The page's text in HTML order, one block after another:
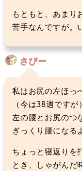
もともと、あまり
苦手なんですが。
さびー
私はお尻の左ほっ
（今は38週です
左の腰とお尻のつ
ぎっくり腰になる
ちょっと寝返りを
とき、しゃがんだ